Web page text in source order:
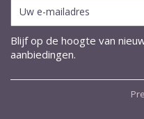
Blijf op de hoogte van
aanbiedingen.